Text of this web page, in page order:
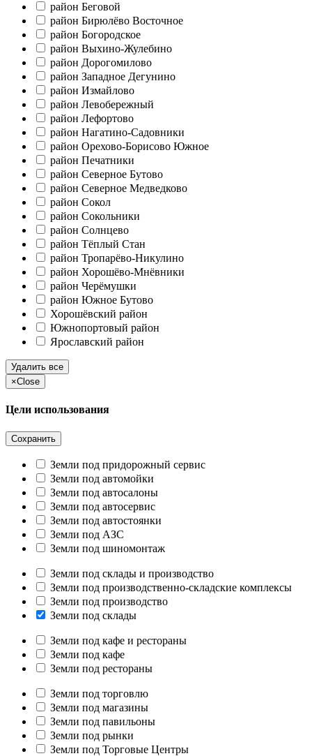
район Беговой
район Бирюлёво Восточное
район Богородское
район Выхино-Жулебино
район Дорогомилово
район Западное Дегунино
район Измайлово
район Левобережный
район Лефортово
район Нагатино-Садовники
район Орехово-Борисово Южное
район Печатники
район Северное Бутово
район Северное Медведково
район Сокол
район Сокольники
район Солнцево
район Тёплый Стан
район Тропарёво-Никулино
район Хорошёво-Мнёвники
район Черёмушки
район Южное Бутово
Хорошёвский район
Южнопортовый район
Ярославский район
Удалить все
×Close
Цели использования
Сохранить
Земли под придорожный сервис
Земли под автомойки
Земли под автосалоны
Земли под автосервис
Земли под автостоянки
Земли под АЗС
Земли под шиномонтаж
Земли под склады и производство
Земли под производственно-складские комплексы
Земли под производство
Земли под склады
Земли под кафе и рестораны
Земли под кафе
Земли под рестораны
Земли под торговлю
Земли под магазины
Земли под павильоны
Земли под рынки
Земли под Торговые Центры